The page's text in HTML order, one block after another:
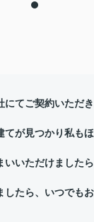
にてご契約いただ
てが見つかり私も
いいただけました
したら、いつでも